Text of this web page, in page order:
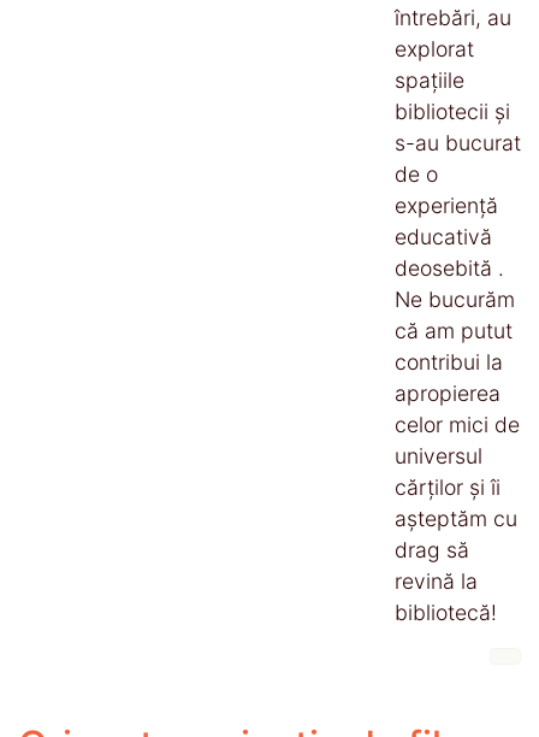
întrebări, au
explorat
spațiile
bibliotecii și
s-au bucurat
de o
experiență
educativă
deosebită .
Ne bucurăm
că am putut
contribui la
apropierea
celor mici de
universul
cărților și îi
așteptăm cu
drag să
revină la
bibliotecă!